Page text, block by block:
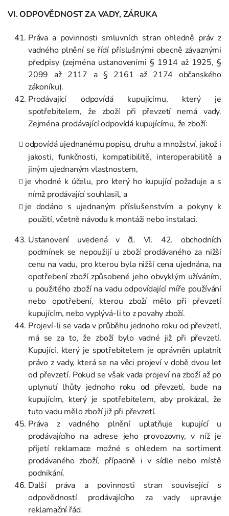
VI. ODPOVĚDNOST ZA VADY, ZÁRUKA
Práva a povinnosti smluvních stran ohledně práv z
vadného plnění se řídí příslušnými obecně závaznými
předpisy (zejména ustanoveními § 1914 až 1925, §
2099 až 2117 a § 2161 až 2174 občanského
zákoníku).
Prodávající odpovídá kupujícímu, který je
spotřebitelem, že zboží při převzetí nemá vady.
Zejména prodávající odpovídá kupujícímu, že zboží:
odpovídá ujednanému popisu, druhu a množství, jakož i
jakosti, funkčnosti, kompatibilitě, interoperabilitě a
jiným ujednaným vlastnostem,
je vhodné k účelu, pro který ho kupující požaduje a s
nímž prodávající souhlasil, a
je dodáno s ujednaným příslušenstvím a pokyny k
použití, včetně návodu k montáži nebo instalaci.
Ustanovení uvedená v čl. VI. 42. obchodních
podmínek se nepoužijí u zboží prodávaného za nižší
cenu na vadu, pro kterou byla nižší cena ujednána, na
opotřebení zboží způsobené jeho obvyklým užíváním,
u použitého zboží na vadu odpovídající míře používání
nebo opotřebení, kterou zboží mělo při převzetí
kupujícím, nebo vyplývá-li to z povahy zboží.
Projeví-li se vada v průběhu jednoho roku od převzetí,
má se za to, že zboží bylo vadné již při převzetí.
Kupující, který je spotřebitelem je oprávněn uplatnit
právo z vady, která se na věci projeví v době dvou let
od převzetí. Pokud se však vada projeví na zboží až po
uplynutí lhůty jednoho roku od převzetí, bude na
kupujícím, který je spotřebitelem, aby prokázal, že
tuto vadu mělo zboží již při převzetí.
Práva z vadného plnění uplatňuje kupující u
prodávajícího na adrese jeho provozovny, v níž je
přijetí reklamace možné s ohledem na sortiment
prodávaného zboží, případně i v sídle nebo místě
podnikání.
Další práva a povinnosti stran související s
odpovědností prodávajícího za vady upravuje
reklamační řád.